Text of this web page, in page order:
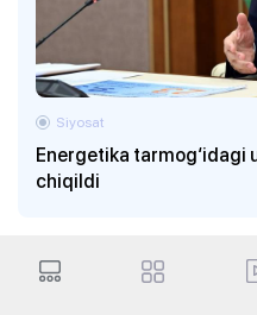
Energetika tarmog‘idagi
chiqildi
Siyosat